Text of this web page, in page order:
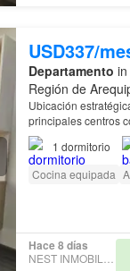
USD337/
Departamento
Región de
Ubicación
principales centros
cochera: 14.25 m²
1 dormitorio
Cocina equipada
Hace 8 días
NEST INMOBILIARIAS